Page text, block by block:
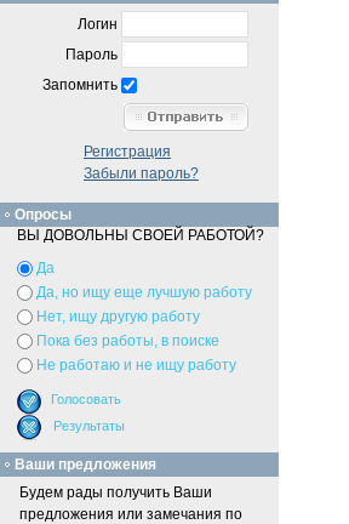
Логин
Пароль
Запомнить
Регистрация
Забыли пароль?
Опросы
ВЫ ДОВОЛЬНЫ СВОЕЙ РАБОТОЙ?
Да
Да, но ищу еще лучшую работу
Нет, ищу другую работу
Пока без работы, в поиске
Не работаю и не ищу работу
Ваши предложения
Будем рады получить Ваши
предложения или замечания по